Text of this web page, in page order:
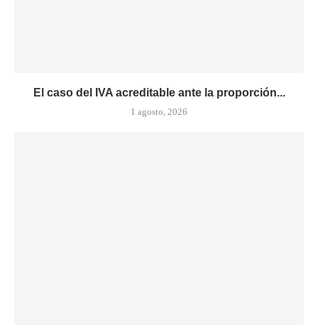
El caso del IVA acreditable ante la proporción...
1 agosto, 2026